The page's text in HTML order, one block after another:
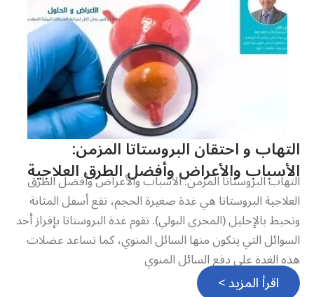
التهاب و احتقان البروستاتا المزمن:
الأسباب والأعراض وأفضل الطرق العلاجية
التهاب البروستاتا المزمن: الأسباب والأعراض وأفضل الطرق
العلاجية البروستاتا هي غدة صغيرة الحجم، تقع أسفل المثانة
وتحيط بالإحليل (المجرى البولي). تقوم غدة البروستاتا بإفراز أحد
السوائل التي يتكون منها السائل المنوي، كما تساعد عضلات
هذه الغدة على دفع السائل المنوي
اقرأ المزيد >